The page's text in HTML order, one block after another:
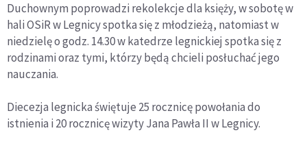
Duchownym poprowadzi rekolekcje dla księży, w sobotę w
hali OSiR w Legnicy spotka się z młodzieżą, natomiast w
niedzielę o godz. 14.30 w katedrze legnickiej spotka się z
rodzinami oraz tymi, którzy będą chcieli posłuchać jego
nauczania.
Diecezja legnicka świętuje 25 rocznicę powołania do
istnienia i 20 rocznicę wizyty Jana Pawła II w Legnicy.